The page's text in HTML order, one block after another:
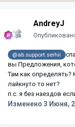
AndreyJ
@ab.support.serhii
вы Предложения,
Там как определять?
лайкнуто то нет?
п.с. я без наездов
Изменено 3 Июня,